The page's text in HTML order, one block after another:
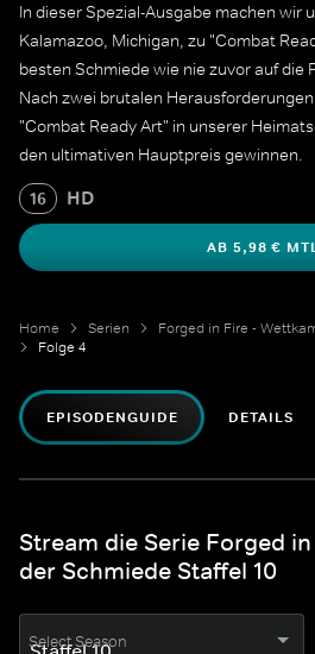
In dieser Spezial-Ausgabe machen wir
Kalamazoo, Michigan, zu "Combat
besten Schmiede wie nie zuvor auf die
Nach zwei brutalen
"Combat Ready Art" in unserer
den ultimativen Hauptpreis gewinnen.
16 HD
AB 5,98 €
Home Serien
Folge 4
EPISODENGUIDE DETAILS
Stream die Serie Forged
der Schmiede Staffel 10
Select Season